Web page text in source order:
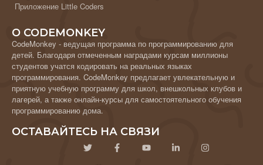
Приложение Little Coders
О CODEMONKEY
CodeMonkey - ведущая программа по программированию для
детей. Благодаря отмеченным наградами курсам миллионы
студентов учатся кодировать на реальных языках
программирования. CodeMonkey предлагает увлекательную и
приятную учебную программу для школ, внешкольных клубов и
лагерей, а также онлайн-курсы для самостоятельного обучения
программированию дома.
ОСТАВАЙТЕСЬ НА СВЯЗИ